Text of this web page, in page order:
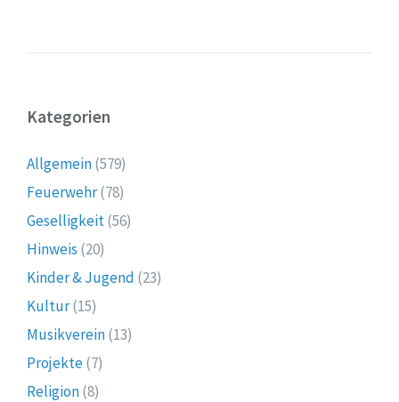
Kategorien
Allgemein(579)
Feuerwehr(78)
Geselligkeit(56)
Hinweis (20)
Kinder & Jugend (23)
Kultur(15)
Musikverein(13)
Projekte(7)
Religion(8)